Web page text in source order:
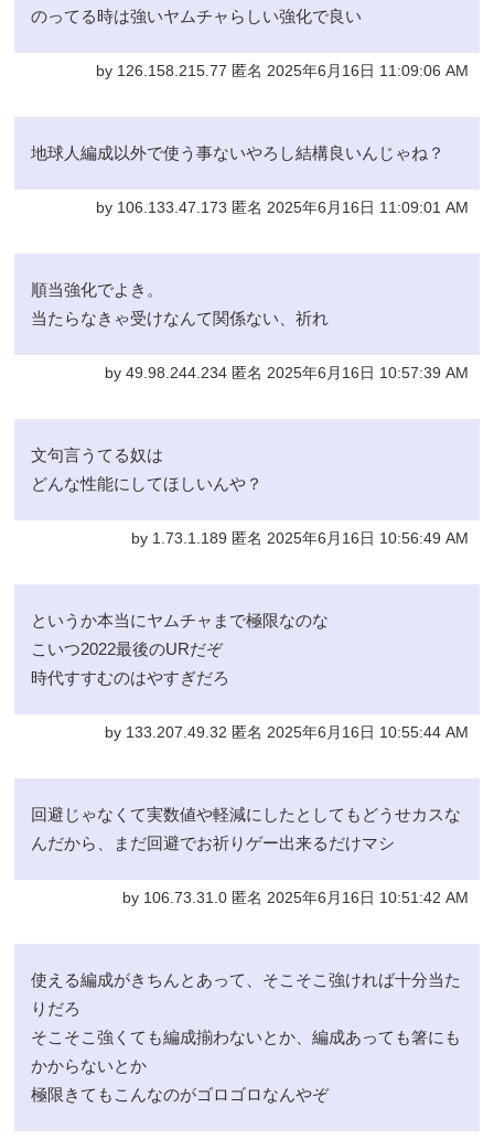
のってる時は強いヤムチャらしい強化で良い
by 126.158.215.77 匿名 2025年6月16日 11:09:06 AM
地球人編成以外で使う事ないやろし結構良いんじゃね？
by 106.133.47.173 匿名 2025年6月16日 11:09:01 AM
順当強化でよき。
当たらなきゃ受けなんて関係ない、祈れ
by 49.98.244.234 匿名 2025年6月16日 10:57:39 AM
文句言うてる奴は
どんな性能にしてほしいんや？
by 1.73.1.189 匿名 2025年6月16日 10:56:49 AM
というか本当にヤムチャまで極限なのな
こいつ2022最後のURだぞ
時代すすむのはやすぎだろ
by 133.207.49.32 匿名 2025年6月16日 10:55:44 AM
回避じゃなくて実数値や軽減にしたとしてもどうせカスな
んだから、まだ回避でお祈りゲー出来るだけマシ
by 106.73.31.0 匿名 2025年6月16日 10:51:42 AM
使える編成がきちんとあって、そこそこ強ければ十分当た
りだろ
そこそこ強くても編成揃わないとか、編成あっても箸にも
かからないとか
極限きてもこんなのがゴロゴロなんやぞ